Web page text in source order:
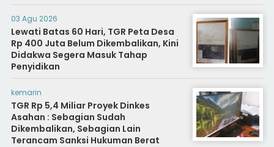
03 Agu 2026
Lewati Batas 60 Hari, TGR Peta Desa
Rp 400 Juta Belum Dikembalikan, Kini
Didakwa Segera Masuk Tahap
Penyidikan
kemarin
TGR Rp 5,4 Miliar Proyek Dinkes
Asahan : Sebagian Sudah
Dikembalikan, Sebagian Lain
Terancam Sanksi Hukuman Berat